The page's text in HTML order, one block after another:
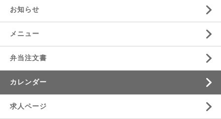
お知らせ
メニュー
弁当注文書
カレンダー
求人ページ